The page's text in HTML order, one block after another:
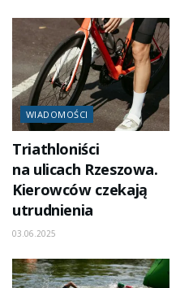
WIADOMOŚCI
Triathloniści
na ulicach Rzeszowa.
Kierowców czekają
utrudnienia
03.06.2025